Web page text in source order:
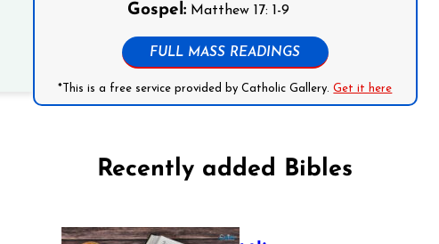
Gospel: Matthew 17: 1-9
FULL MASS READINGS
*This is a free service provided by Catholic Gallery.Get it here
Recently added Bibles